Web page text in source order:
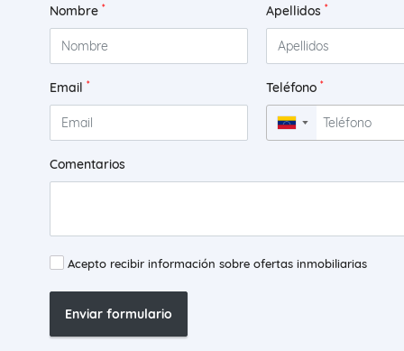
Nombre * Apellidos *
Email * Teléfono *
▼
Comentarios
Acepto recibir información sobre ofertas inmobiliarias
Enviar formulario